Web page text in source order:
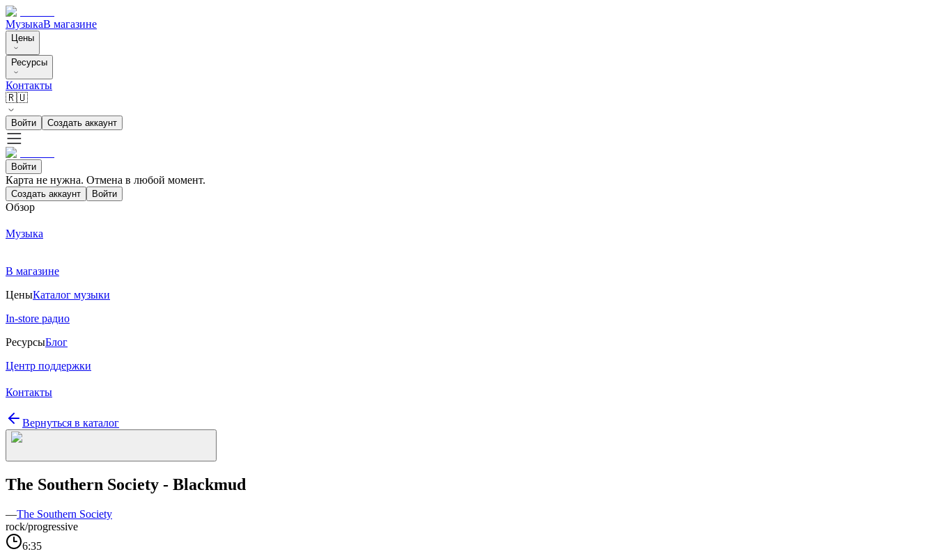
МузыкаВ магазине
Цены
Ресурсы
Контакты
🇷🇺
Войти Создать аккаунт
Войти
Карта не нужна. Отмена в любой момент.
Создать аккаунт Войти
Обзор
Музыка
В магазине
ЦеныКаталог музыки
In-store радио
РесурсыБлог
Центр поддержки
Контакты
Вернуться в каталог
The Southern Society - Blackmud
—The Southern Society
rock/progressive
6:35